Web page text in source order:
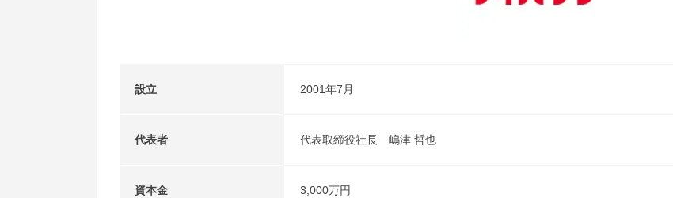
設立 2001年7月
代表者 代表取締役社長 嶋津 哲也
資本金
3,000万円